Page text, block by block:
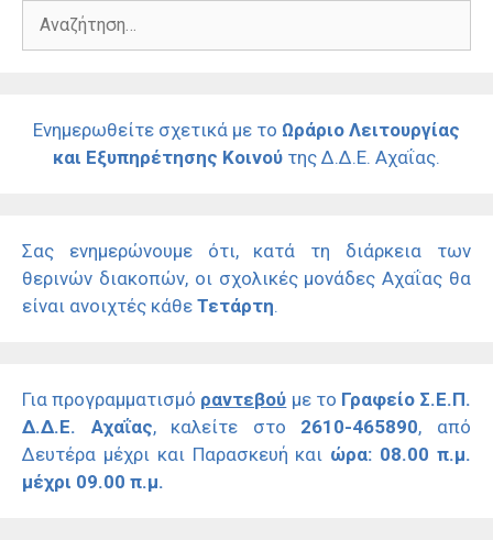
Αναζήτηση
Ενημερωθείτε σχετικά με το Ωράριο Λειτουργίας
και Εξυπηρέτησης Κοινού της Δ.Δ.Ε. Αχαΐας.
Σας ενημερώνουμε ότι, κατά τη διάρκεια των
θερινών διακοπών, οι σχολικές μονάδες Αχαΐας θα
είναι ανοιχτές κάθε Τετάρτη.
Για προγραμματισμό ραντεβού με το Γραφείο Σ.Ε.Π.
Δ.Δ.Ε. Αχαΐας, καλείτε στο 2610-465890, από
Δευτέρα μέχρι και Παρασκευή και ώρα: 08.00 π.μ.
μέχρι 09.00 π.μ.